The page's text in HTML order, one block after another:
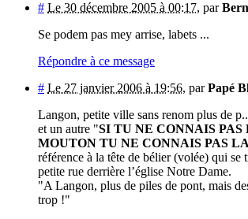
# Le 30 décembre 2005 à 00:17, par
Se podem pas mey arrise, labets ...
Répondre à ce message
# Le 27 janvier 2006 à 19:56, parPapé
Langon, petite ville sans renom plus de
et un autre "SI TU NE CONNAIS
MOUTON TU NE CONNAIS PAS
référence à la tête de bélier (volée) qui se
petite rue derrière l’église Notre Dame.
"A Langon, plus de piles de pont, mais
trop !"